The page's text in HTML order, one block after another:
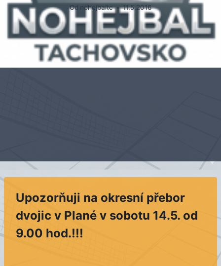
Od nohejbaltc 11.5.2016
Upozorňuji na okresní přebor
dvojic v Plané v sobotu 14.5. od
9.00 hod.!!!